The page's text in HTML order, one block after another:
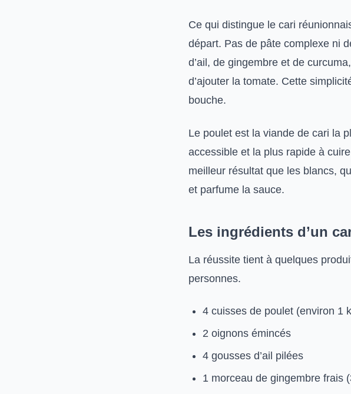
Ce qui distingue le cari
départ. Pas de pâte complexe ni
d’ail, de gingembre et de
d’ajouter la tomate. Cette
bouche.
Le poulet est la viande de cari la
accessible et la plus rapide à
meilleur résultat que les blancs,
et parfume la sauce.
Les ingrédients d’un
La réussite tient à quelques
personnes.
4 cuisses de poulet (environ 1
2 oignons émincés
4 gousses d’ail pilées
1 morceau de gingembre frais